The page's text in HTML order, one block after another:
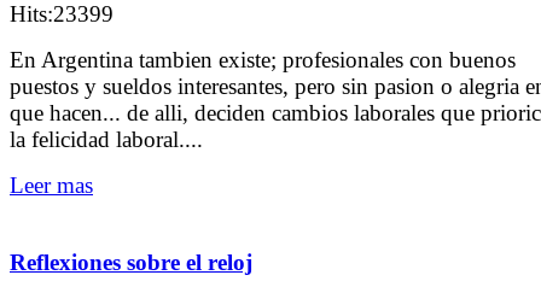
Hits:23399
En Argentina tambien existe; profesionales con buenos
puestos y sueldos interesantes, pero sin pasion o alegria
que hacen... de alli, deciden cambios laborales que
la felicidad laboral....
Leer mas
Reflexiones sobre el reloj